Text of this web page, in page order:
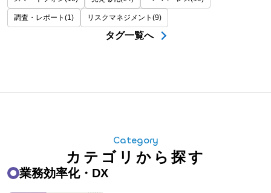
調査・レポート(1) リスクマネジメント(9)
タグ一覧へ
Category
カテゴリから探す
業務効率化・DX